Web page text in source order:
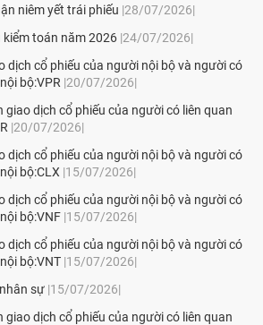
niêm yết trái phiếu |28/07/2026|
kiểm toán năm 2026 |24/07/2026|
dịch cổ phiếu của người nội bộ và người có
bộ:VPR |20/07/2026|
giao dịch cổ phiếu của người có liên quan
|20/07/2026|
dịch cổ phiếu của người nội bộ và người có
bộ:CLX |15/07/2026|
dịch cổ phiếu của người nội bộ và người có
bộ:VNF |15/07/2026|
dịch cổ phiếu của người nội bộ và người có
bộ:VNT |15/07/2026|
sự |15/07/2026|
giao dịch cổ phiếu của người có liên quan